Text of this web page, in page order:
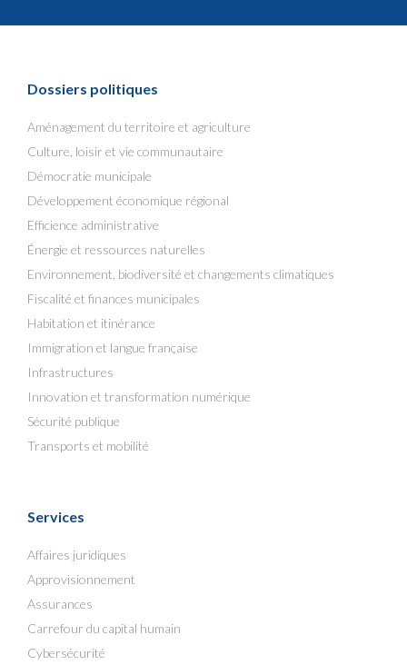
Dossiers politiques
Aménagement du territoire et agriculture
Culture, loisir et vie communautaire
Démocratie municipale
Développement économique régional
Efficience administrative
Énergie et ressources naturelles
Environnement, biodiversité et changements climatiques
Fiscalité et finances municipales
Habitation et itinérance
Immigration et langue française
Infrastructures
Innovation et transformation numérique
Sécurité publique
Transports et mobilité
Services
Affaires juridiques
Approvisionnement
Assurances
Carrefour du capital humain
Cybersécurité